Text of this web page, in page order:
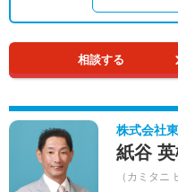
相談する
株式会社
紙谷
（カミタニ